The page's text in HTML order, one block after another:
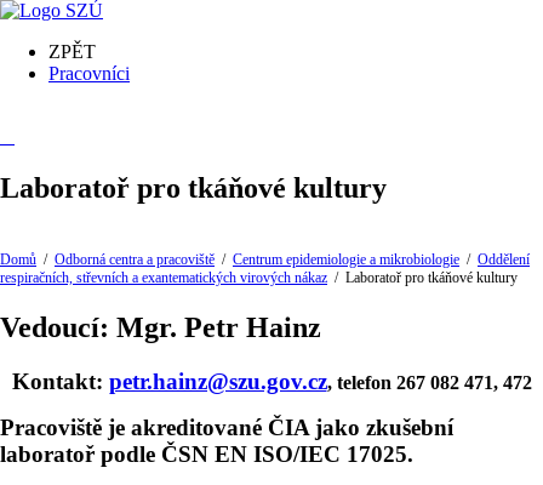
ZPĚT
Pracovníci
Laboratoř pro tkáňové kultury
Domů / Odborná centra a pracoviště / Centrum epidemiologie a mikrobiologie / Oddělení
respiračních, střevních a exantematických virových nákaz / Laboratoř pro tkáňové kultury
Vedoucí: Mgr. Petr Hainz
Kontakt: petr.hainz@szu.gov.cz, telefon 267 082 471, 472
Pracoviště je akreditované ČIA jako zkušební
laboratoř podle ČSN EN ISO/IEC 17025.